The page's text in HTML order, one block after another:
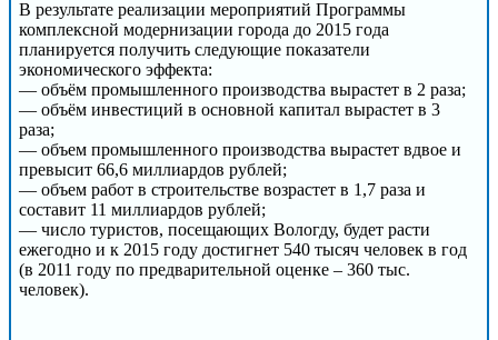
В результате реализации мероприятий Программы
комплексной модернизации города до 2015 года
планируется получить следующие показатели
экономического эффекта:
— объём промышленного производства вырастет в 2 раза;
— объём инвестиций в основной капитал вырастет в 3
раза;
— объем промышленного производства вырастет вдвое и
превысит 66,6 миллиардов рублей;
— объем работ в строительстве возрастет в 1,7 раза и
составит 11 миллиардов рублей;
— число туристов, посещающих Вологду, будет расти
ежегодно и к 2015 году достигнет 540 тысяч человек в год
(в 2011 году по предварительной оценке – 360 тыс.
человек).